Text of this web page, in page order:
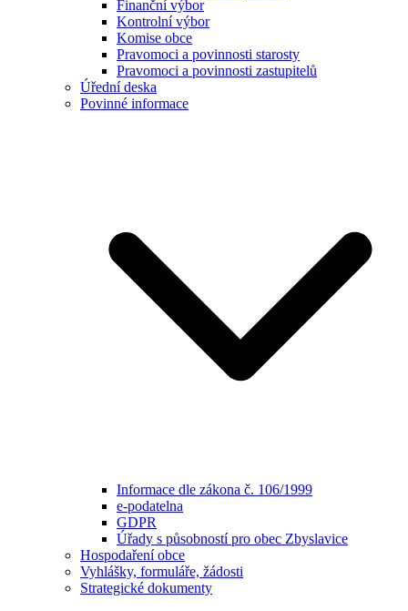
Finanční výbor
Kontrolní výbor
Komise obce
Pravomoci a povinnosti starosty
Pravomoci a povinnosti zastupitelů
Úřední deska
Povinné informace
Informace dle zákona č. 106/1999
e-podatelna
GDPR
Úřady s působností pro obec Zbyslavice
Hospodaření obce
Vyhlášky, formuláře, žádosti
Strategické dokumenty